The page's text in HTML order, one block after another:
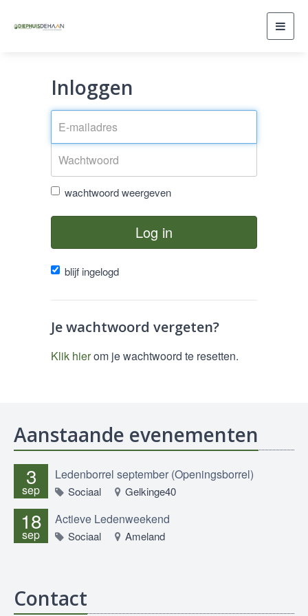
Inloggen
wachtwoord weergeven
Log in
blijf ingelogd
Je wachtwoord vergeten?
Klik hierom je wachtwoord te resetten.
Aanstaande evenementen
3
sep
Ledenborrel september (Openingsborrel)
Sociaal Gelkinge40
18
sep
Actieve Ledenweekend
Sociaal Ameland
Contact